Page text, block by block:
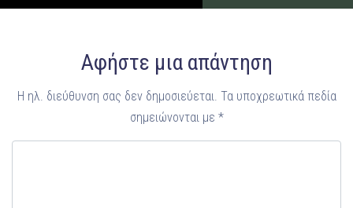
Αφήστε μια απάντηση
Η ηλ. διεύθυνση σας δεν δημοσιεύεται. Τα υποχρεωτικά πεδία
σημειώνονται με *